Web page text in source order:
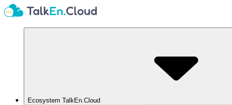
Ecosystem TalkEn.Cloud